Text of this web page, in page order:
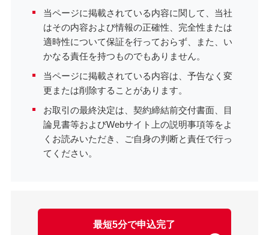
当ページに掲載されている内容に関して、当社
はその内容および情報の正確性、完全性または
適時性について保証を行っておらず、また、い
かなる責任を持つものでもありません。
当ページに掲載されている内容は、予告なく変
更または削除することがあります。
お取引の最終決定は、契約締結前交付書面、目
論見書等およびWebサイト上の説明事項等をよ
くお読みいただき、ご自身の判断と責任で行っ
てください。
最短5分で申込完了